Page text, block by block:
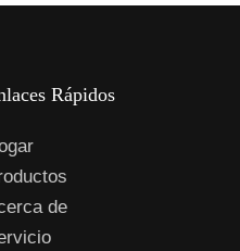
Rápidos
de